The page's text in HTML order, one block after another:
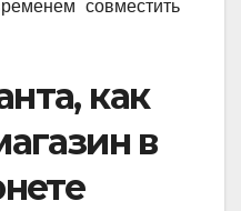
совместить
как
в